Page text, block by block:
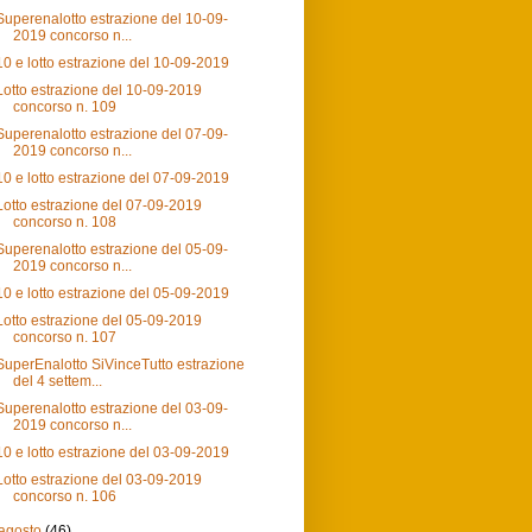
estrazione del 10-09-
2019 concorso n...
e lotto estrazione del 10-09-2019
estrazione del 10-09-2019
concorso n. 109
estrazione del 07-09-
2019 concorso n...
e lotto estrazione del 07-09-2019
estrazione del 07-09-2019
concorso n. 108
estrazione del 05-09-
2019 concorso n...
e lotto estrazione del 05-09-2019
estrazione del 05-09-2019
concorso n. 107
SiVinceTutto estrazione
del 4 settem...
estrazione del 03-09-
2019 concorso n...
e lotto estrazione del 03-09-2019
estrazione del 03-09-2019
concorso n. 106